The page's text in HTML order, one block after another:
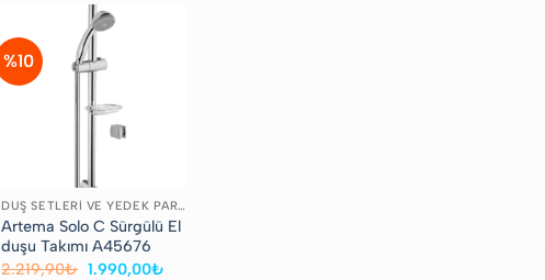
%10
DUŞ SETLERI VE YEDEK PARÇALAR
Artema Solo C Sürgülü El
duşu Takımı A45676
2.219,90₺ Orijinal
1.990,00₺Şu